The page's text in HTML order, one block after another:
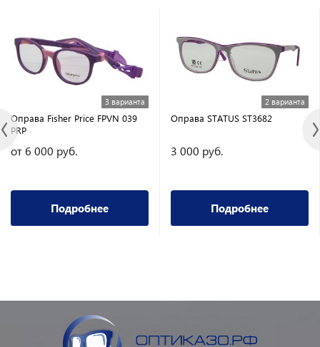
3 варианта
Оправа Fisher Price FPVN 039
PRP
от 6 000 руб.
Подробнее
2 варианта
Оправа STATUS ST3682
3 000 руб.
Подробнее